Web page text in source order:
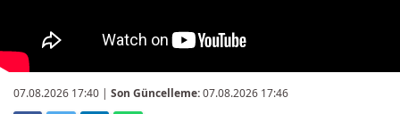
07.08.2026 17:40 | Son Güncelleme:07.08.2026 17:46